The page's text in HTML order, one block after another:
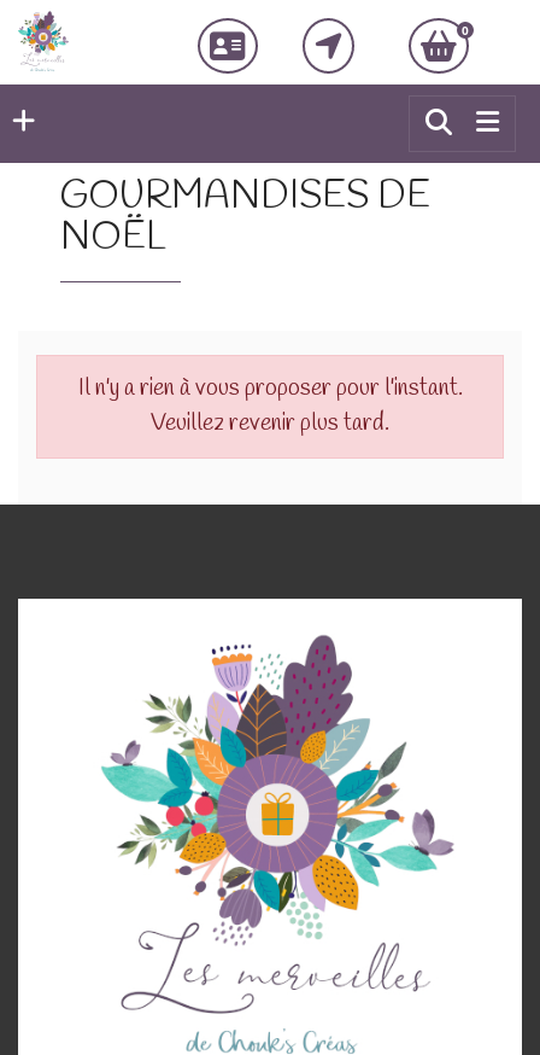
0
GOURMANDISES DE
NOËL
Il n'y a rien à vous proposer pour l'instant.
Veuillez revenir plus tard.